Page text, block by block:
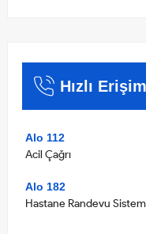
Hızlı Erişim
Alo 112
Acil Çağrı
Alo 182
Hastane Randevu